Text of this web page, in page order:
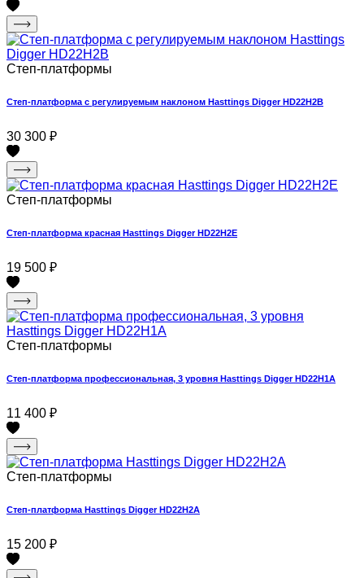
Степ-платформы
Степ-платформа с регулируемым наклоном Hasttings Digger HD22H2B
30 300 ₽
Степ-платформы
Степ-платформа красная Hasttings Digger HD22H2E
19 500 ₽
Степ-платформы
Степ-платформа профессиональная, 3 уровня Hasttings Digger HD22H1A
11 400 ₽
Степ-платформы
Степ-платформа Hasttings Digger HD22H2A
15 200 ₽